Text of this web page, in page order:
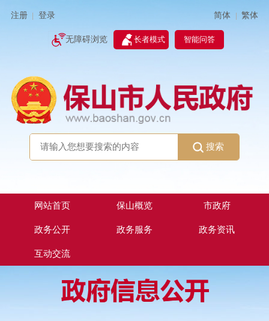
注册 登录 简体 | 繁体
无障碍浏览 长者模式 智能问答
搜索
网站首页 保山概览 市政府
政务公开 政务服务 政务资讯
互动交流